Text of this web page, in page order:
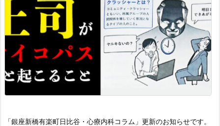
「銀座新橋有楽町日比谷・心療内科コラム」更新のお知らせです。